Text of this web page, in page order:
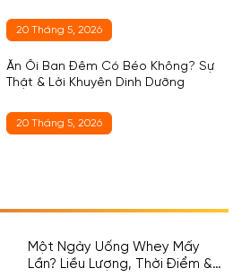
20 Tháng 5, 2026
Ăn Ổi Ban Đêm Có Béo Không? Sự
Thật & Lời Khuyên Dinh Dưỡng
20 Tháng 5, 2026
Một Ngày Uống Whey Mấy
Lần? Liều Lượng, Thời Điểm &